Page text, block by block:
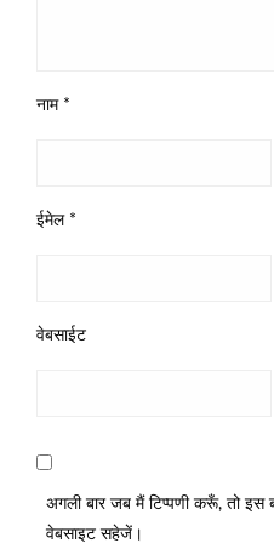
नाम *
ईमेल *
वेबसाईट
अगली बार जब मैं टिप्पणी करूँ, तो इस
वेबसाइट सहेजें।